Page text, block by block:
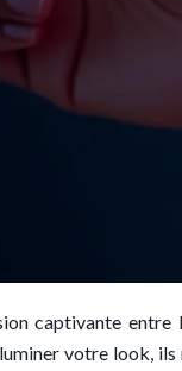
captivante
votre look,